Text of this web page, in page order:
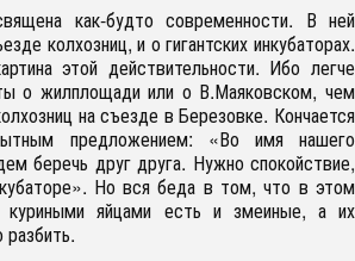
как-будто современности. В ней
колхозниц, и о гигантских инкубаторах.
этой действительности. Ибо легче
о жилплощади или о В.Маяковском, чем
на съезде в Березовке. Кончается
предложением: «Во имя нашего
беречь друг друга. Нужно спокойствие,
Но вся беда в том, что в этом
куриными яйцами есть и змеиные, а их